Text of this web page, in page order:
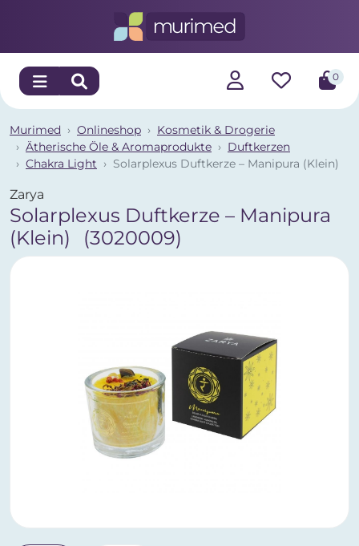
0
Murimed Onlineshop
Kosmetik & Drogerie
Ätherische Öle & Aromaprodukte
Duftkerzen
Chakra Light
Solarplexus Duftkerze – Manipura (Klein)
Zarya
Solarplexus Duftkerze – Manipura
(Klein)
(3020009)